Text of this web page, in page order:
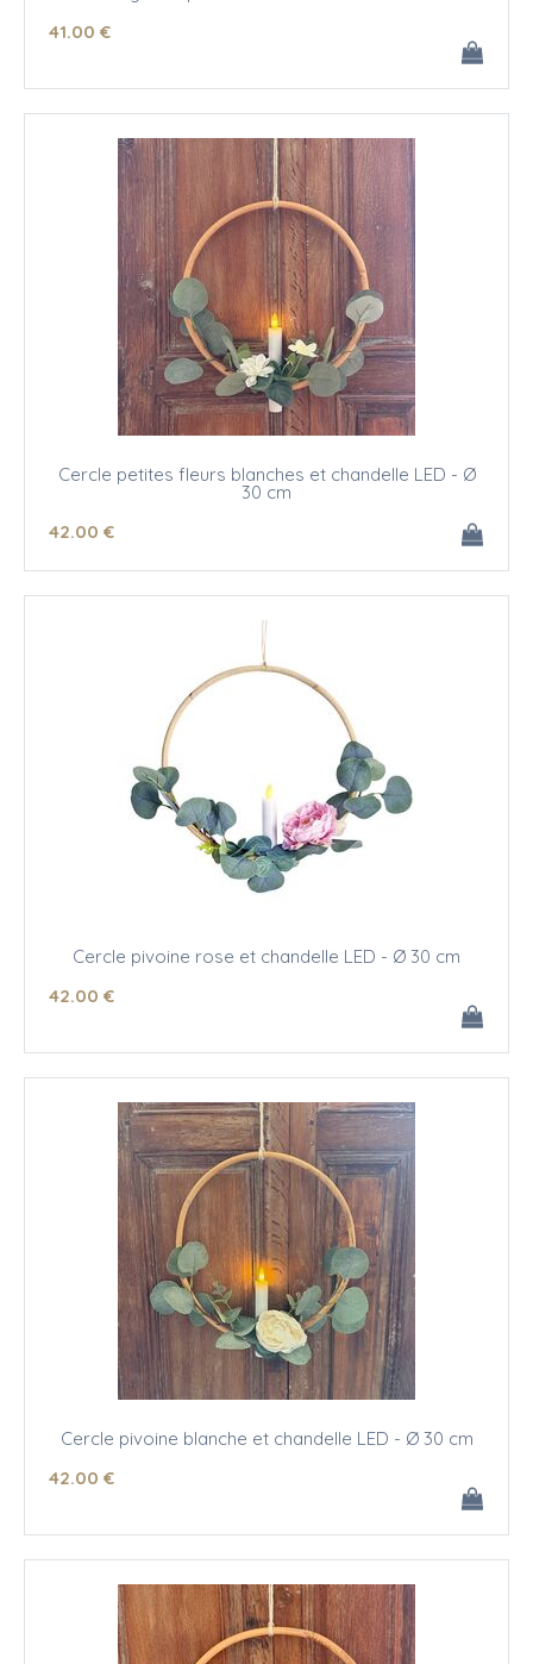
41.00 €
Cercle petites fleurs blanches et chandelle LED - Ø
30 cm
42.00 €
Cercle pivoine rose et chandelle LED - Ø 30 cm
42.00 €
Cercle pivoine blanche et chandelle LED - Ø 30 cm
42.00 €